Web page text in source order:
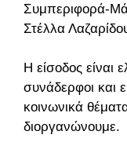
Συμπεριφορά-
Στέλλα
Η είσοδος είναι
συνάδερφοι και
κοινωνικά
διοργανώνουμε.